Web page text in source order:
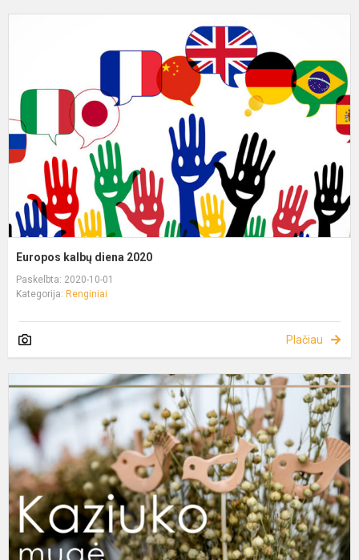
Europos kalbų diena 2020
Paskelbta: 2020-10-01
Kategorija: Renginiai
Plačiau